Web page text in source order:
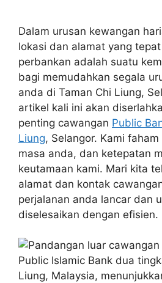
Dalam urusan kewangan
lokasi dan alamat yang
perbankan adalah suatu
bagi memudahkan segala
anda di Taman Chi Liung,
artikel kali ini akan
penting cawangan Public
Liung, Selangor. Kami
masa anda, dan ketepatan
keutamaan kami. Mari kita
alamat dan kontak
perjalanan anda lancar dan
diselesaikan dengan efisien.